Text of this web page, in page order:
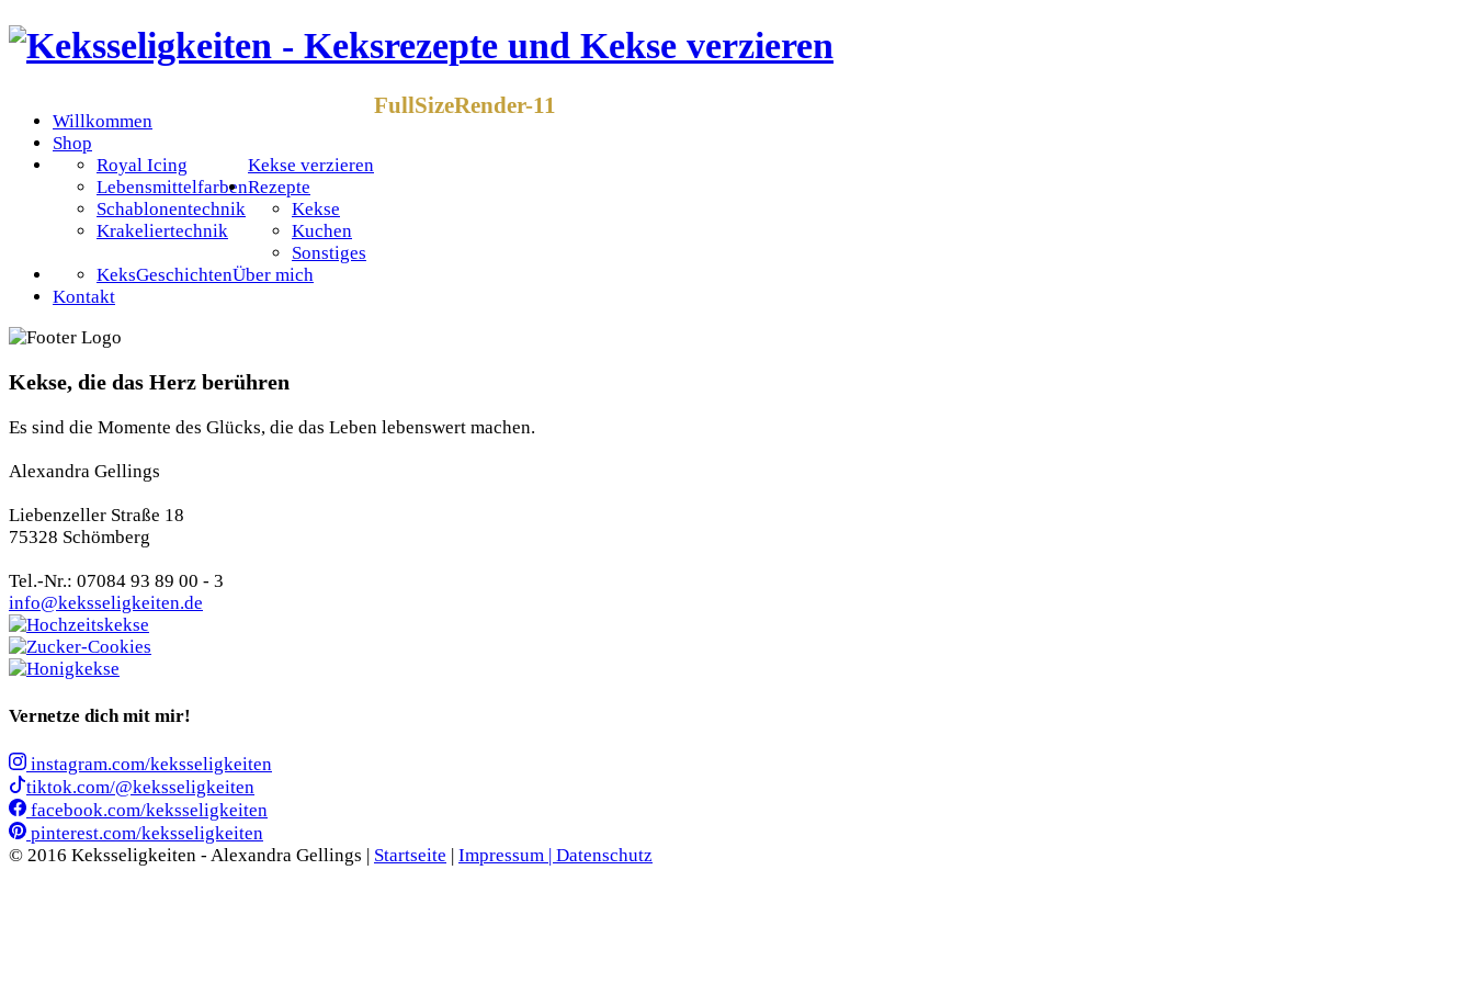
Willkommen
Shop
Kekse verzieren
Royal Icing
Lebensmittelfarben
Schablonentechnik
Krakeliertechnik
Rezepte
Kekse
Kuchen
Sonstiges
Über mich
KeksGeschichten
Kontakt
FullSizeRender-11
Kekse, die das Herz berühren
Es sind die Momente des Glücks, die das Leben lebenswert machen.
Alexandra Gellings
Liebenzeller Straße 18
75328 Schömberg
Tel.-Nr.: 07084 93 89 00 - 3
info@keksseligkeiten.de
Vernetze dich mit mir!
instagram.com/keksseligkeiten
tiktok.com/@keksseligkeiten
facebook.com/keksseligkeiten
pinterest.com/keksseligkeiten
© 2016 Keksseligkeiten - Alexandra Gellings | Startseite | Impressum | Datenschutz